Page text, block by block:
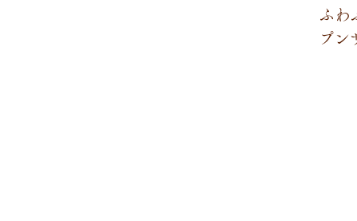
ふわ
プン